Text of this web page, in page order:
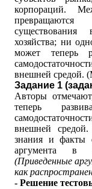
корпораций.
хозяйства; ни
может теперь
внешней средой.
Задание 1
Авторы
теперь
внешней средой.
знания и факты
аргумента в
(Приведенные
как
- Решение